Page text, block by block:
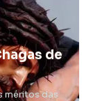
de
méritos das